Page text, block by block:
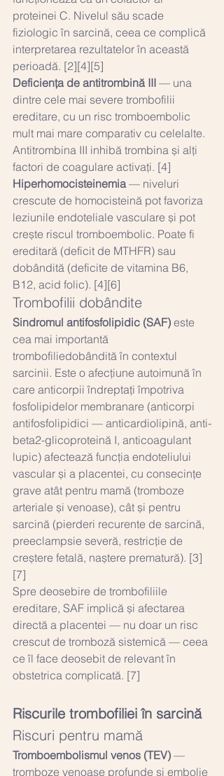
proteinei C. Nivelul său scade
fiziologic în sarcină, ceea ce complică
interpretarea rezultatelor în această
perioadă. [2][4][5]
Deficiența de antitrombină III — una
dintre cele mai severe trombofilii
ereditare, cu un risc tromboembolic
mult mai mare comparativ cu celelalte.
Antitrombina III inhibă trombina și alți
factori de coagulare activați. [4]
Hiperhomocisteinemia — niveluri
crescute de homocisteină pot favoriza
leziunile endoteliale vasculare și pot
crește riscul tromboembolic. Poate fi
ereditară (deficit de MTHFR) sau
dobândită (deficite de vitamina B6,
B12, acid folic). [4][6]
Trombofilii dobândite
Sindromul antifosfolipidic (SAF) este
cea mai importantă
trombofiliedobândită în contextul
sarcinii. Este o afecțiune autoimună în
care anticorpii îndreptați împotriva
fosfolipidelor membranare (anticorpi
antifosfolipidici — anticardiolipină, anti-
beta2-glicoproteină I, anticoagulant
lupic) afectează funcția endoteliului
vascular și a placentei, cu consecințe
grave atât pentru mamă (tromboze
arteriale și venoase), cât și pentru
sarcină (pierderi recurente de sarcină,
preeclampsie severă, restricție de
creștere fetală, naștere prematură). [3]
[7]
Spre deosebire de trombofiliile
ereditare, SAF implică și afectarea
directă a placentei — nu doar un risc
crescut de tromboză sistemică — ceea
ce îl face deosebit de relevant în
obstetrica complicată. [7]
Riscurile trombofiliei în sarcină
Riscuri pentru mamă
Tromboembolismul venos (TEV) —
tromboze venoase profunde și embolie